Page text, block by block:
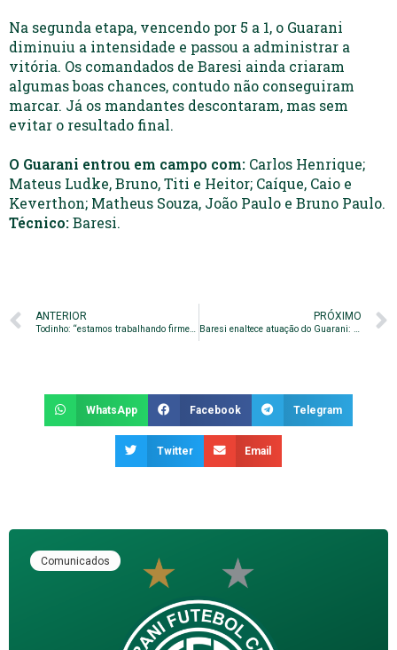
Na segunda etapa, vencendo por 5 a 1, o Guarani
diminuiu a intensidade e passou a administrar a
vitória. Os comandados de Baresi ainda criaram
algumas boas chances, contudo não conseguiram
marcar. Já os mandantes descontaram, mas sem
evitar o resultado final.
O Guarani entrou em campo com: Carlos Henrique;
Mateus Ludke, Bruno, Titi e Heitor; Caíque, Caio e
Keverthon; Matheus Souza, João Paulo e Bruno Paulo.
Técnico:Baresi.
ANTERIOR
Todinho: “estamos trabalhando firme para sair com a vitória”
PRÓXIMO
Baresi enaltece atuação do Guarani: “resultado importantíssimo”
WhatsApp Facebook Telegram
Twitter Email
Comunicados